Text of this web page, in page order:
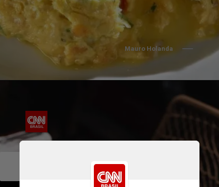
Mauro Holanda
Chef Paola Carosella